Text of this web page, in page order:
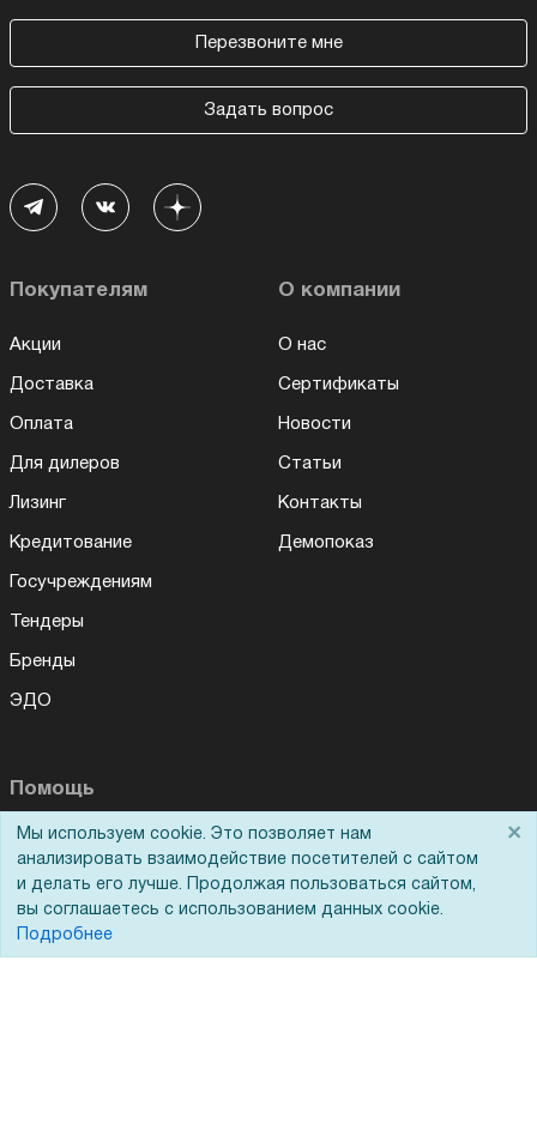
Перезвоните мне
Задать вопрос
Покупателям
Акции
Доставка
Оплата
Для дилеров
Лизинг
Кредитование
Госучреждениям
Тендеры
Бренды
ЭДО
О компании
О нас
Сертификаты
Новости
Статьи
Контакты
Демопоказ
Помощь
Вопрос-ответ
Реквизиты
Сервисный центр
Мы используем cookie. Это позволяет нам
анализировать взаимодействие посетителей с сайтом
и делать его лучше. Продолжая пользоваться сайтом,
вы соглашаетесь с использованием данных cookie.
Подробнее
×